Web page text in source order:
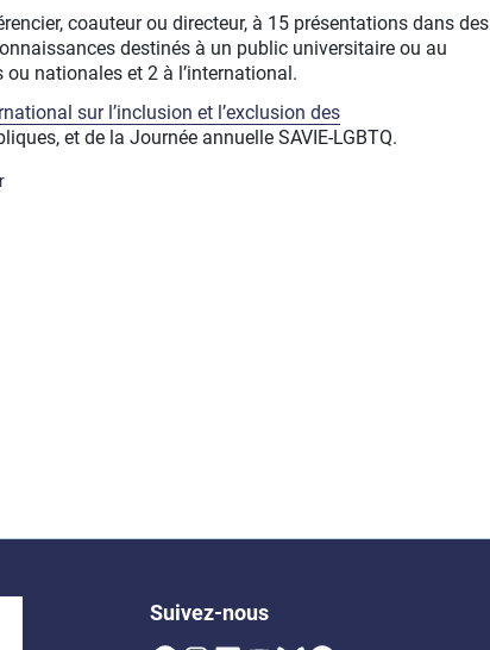
coauteur ou directeur, à 15 présentations dans des
destinés à un public universitaire ou au
nationales et 2 à l’international.
sur l’inclusion et l’exclusion des
et de la Journée annuelle SAVIE-LGBTQ.
Suivez-nous